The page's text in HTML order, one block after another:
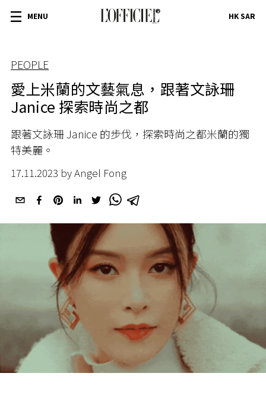
MENU HK SAR
PEOPLE
愛上米蘭的文藝氣息，跟著文詠珊
Janice 探索時尚之都
跟著文詠珊 Janice 的步伐，探索時尚之都米蘭的獨
特美麗。
17.11.2023 by Angel Fong